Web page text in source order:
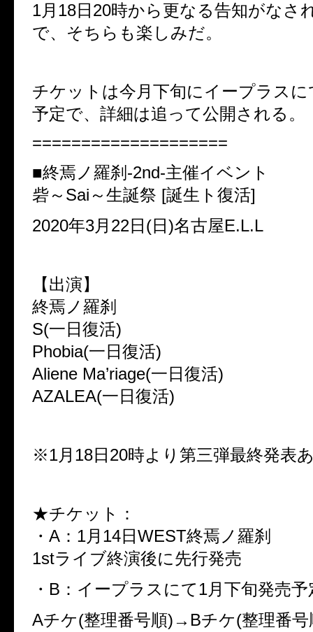
1月18日20時から更なる告知がなさ
で、そちらも楽しみだ。
チケットは今月下旬にイープラス
予定で、詳細は追って公開される。
====================
■終焉ノ羅刹-2nd-主催イベント
砦～Sai～生誕祭 [誕生ト復活]
2020年3月22日(日)名古屋E.L.L
【出演】
終焉ノ羅刹
S(一日復活)
Phobia(一日復活)
Aliene Ma’riage(一日復活)
AZALEA(一日復活)
※1月18日20時より第三弾最終発表
★チケット：
・A：1月14日WEST終焉ノ羅刹
1stライブ終演後に先行発売
・B：イープラスにて1月下旬発売予
Aチケ(整理番号順)→Bチケ(整理番号